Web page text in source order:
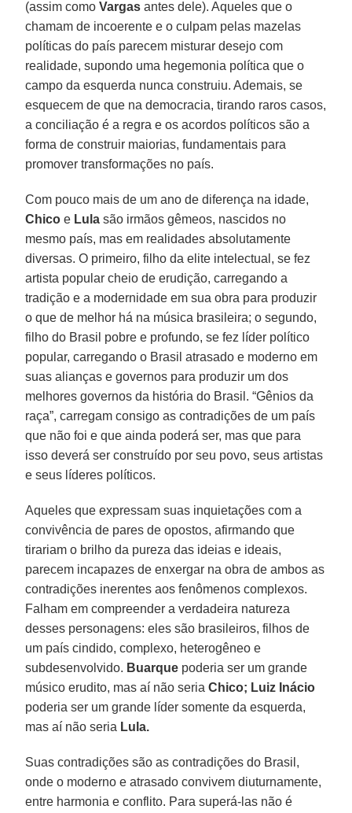
(assim comoVargas antes dele). Aqueles que o
chamam de incoerente e o culpam pelas mazelas
políticas do país parecem misturar desejo com
realidade, supondo uma hegemonia política que o
campo da esquerda nunca construiu. Ademais, se
esquecem de que na democracia, tirando raros casos,
a conciliação é a regra e os acordos políticos são a
forma de construir maiorias, fundamentais para
promover transformações no país.
Com pouco mais de um ano de diferença na idade,
Chico e Lula são irmãos gêmeos, nascidos no
mesmo país, mas em realidades absolutamente
diversas. O primeiro, filho da elite intelectual, se fez
artista popular cheio de erudição, carregando a
tradição e a modernidade em sua obra para produzir
o que de melhor há na música brasileira; o segundo,
filho do Brasil pobre e profundo, se fez líder político
popular, carregando o Brasil atrasado e moderno em
suas alianças e governos para produzir um dos
melhores governos da história do Brasil. “Gênios da
raça”, carregam consigo as contradições de um país
que não foi e que ainda poderá ser, mas que para
isso deverá ser construído por seu povo, seus artistas
e seus líderes políticos.
Aqueles que expressam suas inquietações com a
convivência de pares de opostos, afirmando que
tirariam o brilho da pureza das ideias e ideais,
parecem incapazes de enxergar na obra de ambos as
contradições inerentes aos fenômenos complexos.
Falham em compreender a verdadeira natureza
desses personagens: eles são brasileiros, filhos de
um país cindido, complexo, heterogêneo e
subdesenvolvido. Buarque poderia ser um grande
músico erudito, mas aí não seriaChico; Luiz Inácio
poderia ser um grande líder somente da esquerda,
mas aí não seria Lula.
Suas contradições são as contradições do Brasil,
onde o moderno e atrasado convivem diuturnamente,
entre harmonia e conflito. Para superá-las não é